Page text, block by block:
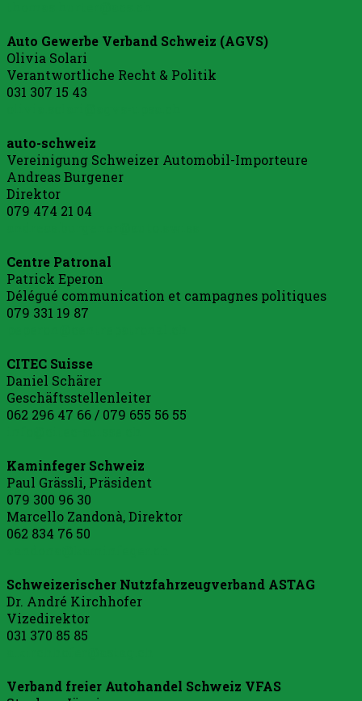
Auto Gewerbe Verband Schweiz (AGVS)
Olivia Solari
Verantwortliche Recht & Politik
031 307 15 43
auto-schweiz
Vereinigung Schweizer Automobil-Importeure
Andreas Burgener
Direktor
079 474 21 04
Centre Patronal
Patrick Eperon
Délégué communication et campagnes politiques
079 331 19 87
CITEC Suisse
Daniel Schärer
Geschäftsstellenleiter
062 296 47 66 / 079 655 56 55
Kaminfeger Schweiz
Paul Grässli, Präsident
079 300 96 30
Marcello Zandonà, Direktor
062 834 76 50
Schweizerischer Nutzfahrzeugverband ASTAG
Dr. André Kirchhofer
Vizedirektor
031 370 85 85
Verband freier Autohandel Schweiz VFAS